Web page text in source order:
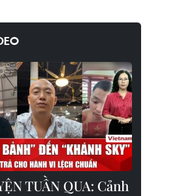
TUẦN QUA: Cảnh